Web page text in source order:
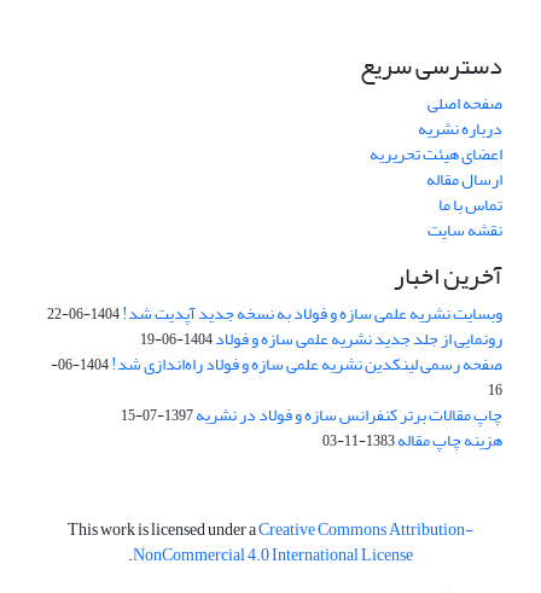
دسترسی سریع
صفحه اصلی
درباره نشریه
اعضای هیئت تحریریه
ارسال مقاله
تماس با ما
نقشه سایت
آخرین اخبار
وبسایت نشریه علمی سازه و فولاد به نسخه جدید آپدیت شد!1404-06-22
رونمایی از جلد جدید نشریه علمی سازه و فولاد1404-06-19
صفحه رسمی لینکدین نشریه علمی سازه و فولاد راه‌اندازی شد!
1404-06-
16
چاپ مقالات برتر کنفرانس سازه و فولاد در نشریه1397-07-15
هزینه چاپ مقاله1383-11-03
This work is licensed under aCreative Commons Attribution-
NonCommercial 4.0 International License
.